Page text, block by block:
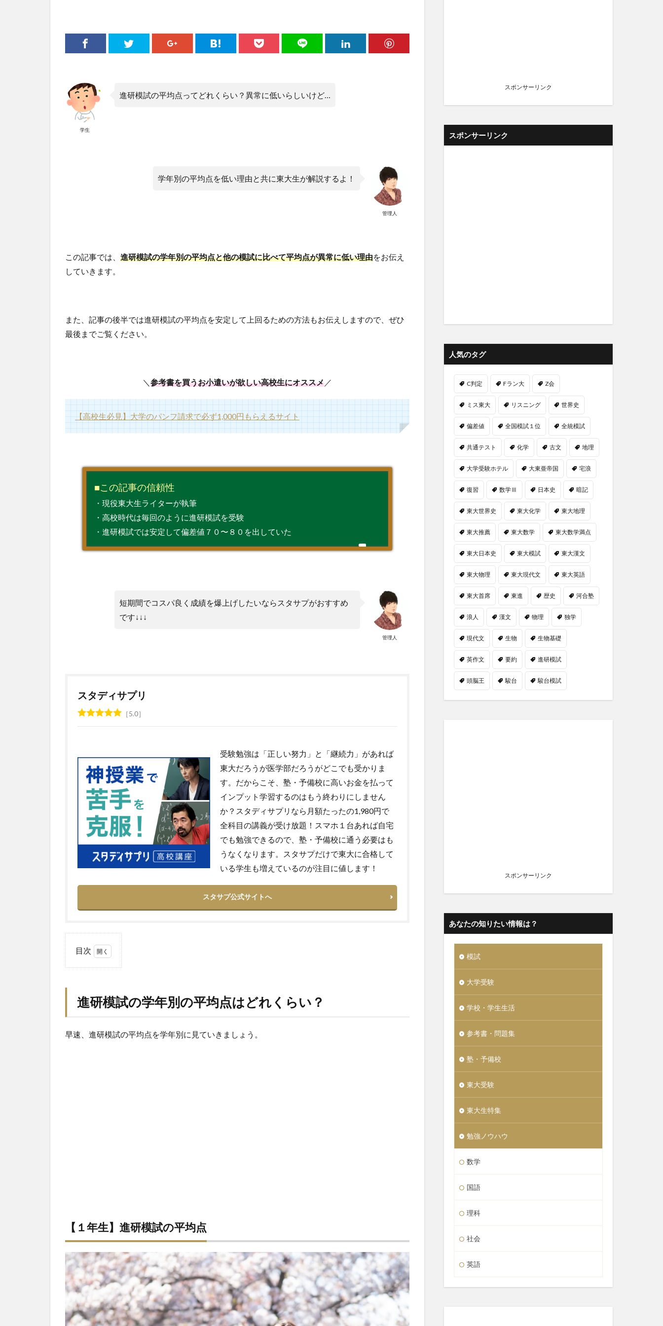
学生
進研模試の平均点ってどれくらい？異常に低いらしいけど…
管理人
学年別の平均点を低い理由と共に東大生が解説するよ！
この記事では、 進研模試の学年別の平均点と他の模試に比べて平均点が異常に低い理由をお伝え
していきます。
また、記事の後半では進研模試の平均点を安定して上回るための方法もお伝えしますので、ぜひ
最後までご覧ください。
＼ 参考書を買うお小遣いが欲しい高校生にオススメ ／
【高校生必見】大学のパンフ請求で必ず1,000円もらえるサイト
■この記事の信頼性
・現役東大生ライターが執筆
・高校時代は毎回のように進研模試を受験
・進研模試では安定して偏差値７０〜８０を出していた
管理人
短期間でコスパ良く成績を爆上げしたいならスタサプがおすすめ
です↓↓↓
スタディサプリ
5.0
受験勉強は「正しい努力」と「継続力」があれば
東大だろうが医学部だろうがどこでも受かりま
す。だからこそ、塾・予備校に高いお金を払って
インプット学習するのはもう終わりにしません
か？スタディサプリなら月額たったの1,980円で
全科目の講義が受け放題！スマホ１台あれば自宅
でも勉強できるので、塾・予備校に通う必要はも
うなくなります。スタサプだけで東大に合格して
いる学生も増えているのが注目に値します！
スタサプ公式サイトへ
目次
の学
年別
の平
はど
均点
高３
進研
模試
の平
均点
2
進研模試の学年別の平均点はどれくらい？
早速、進研模試の平均点を学年別に見ていきましょう。
【１年生】進研模試の平均点
スポンサーリンク
スポンサーリンク
人気のタグ
C判定 Fラン大 Z会
ミス東大 リスニング 世界史
偏差値 全国模試１位 全統模試
共通テスト 化学 古文 地理
大学受験ホテル 大東亜帝国 宅浪
復習 数学Ⅲ 日本史 暗記
東大世界史 東大化学 東大地理
東大推薦 東大数学 東大数学満点
東大日本史 東大模試 東大漢文
東大物理 東大現代文 東大英語
東大首席 東進 歴史 河合塾
浪人 漢文 物理 独学
現代文 生物 生物基礎
英作文 要約 進研模試
頭脳王 駿台 駿台模試
スポンサーリンク
あなたの知りたい情報は？
模試
大学受験
学校・学生生活
参考書・問題集
塾・予備校
東大受験
東大生特集
勉強ノウハウ
数学
国語
理科
社会
英語